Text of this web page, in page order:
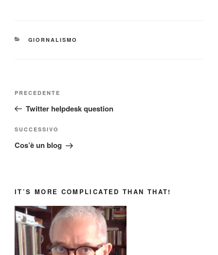
CATEGORIE
GIORNALISMO
Articolo
precedente:
PRECEDENTE
Twitter helpdesk question
Articolo
successivo
SUCCESSIVO
Cos’è un blog
IT’S MORE COMPLICATED THAN THAT!